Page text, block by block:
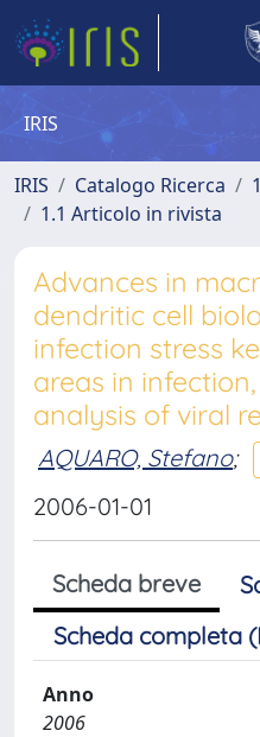
IRIS
IRIS Catalogo Ricerca
1.1 Articolo in rivista
Advances in
dendritic cell
infection stress
areas in
analysis of viral
AQUARO, Stefano;
2006-01-01
Scheda breve
Scheda completa
Anno
2006